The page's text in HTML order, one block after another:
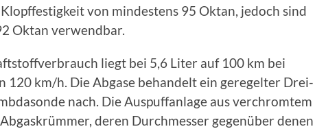
von mindestens 95 Oktan, jedoch sind
Oktan verwendbar.
liegt bei 5,6 Liter auf 100 km bei
120 km/h. Die Abgase behandelt ein geregelter Drei-
nach. Die Auspuffanlage aus verchromtem
deren Durchmesser gegenüber denen